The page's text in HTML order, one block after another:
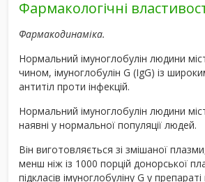
Фармакологічні
Фармакодинаміка.
Нормальний імуноглобулін людини
чином, імуноглобулін G (IgG) із
антитіл проти інфекцій.
Нормальний імуноглобулін людини
наявні у нормальної популяції людей.
Він виготовляється зі змішаної
менш ніж із 1000 порцій донорської
підкласів імуноглобуліну G у